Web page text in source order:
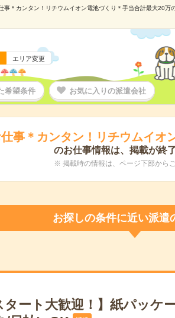
事＊カンタン！リチウムイオン電池づくり＊手当合計最大20
エリア変更
希望条件 お気に入りの派遣会社
事＊カンタン！リチウムイオ
のお仕事情報は、掲載が終
※ 掲載時の情報は、ページ下部から
お探しの条件に近い派遣
タート大歓迎！】紙パッケ